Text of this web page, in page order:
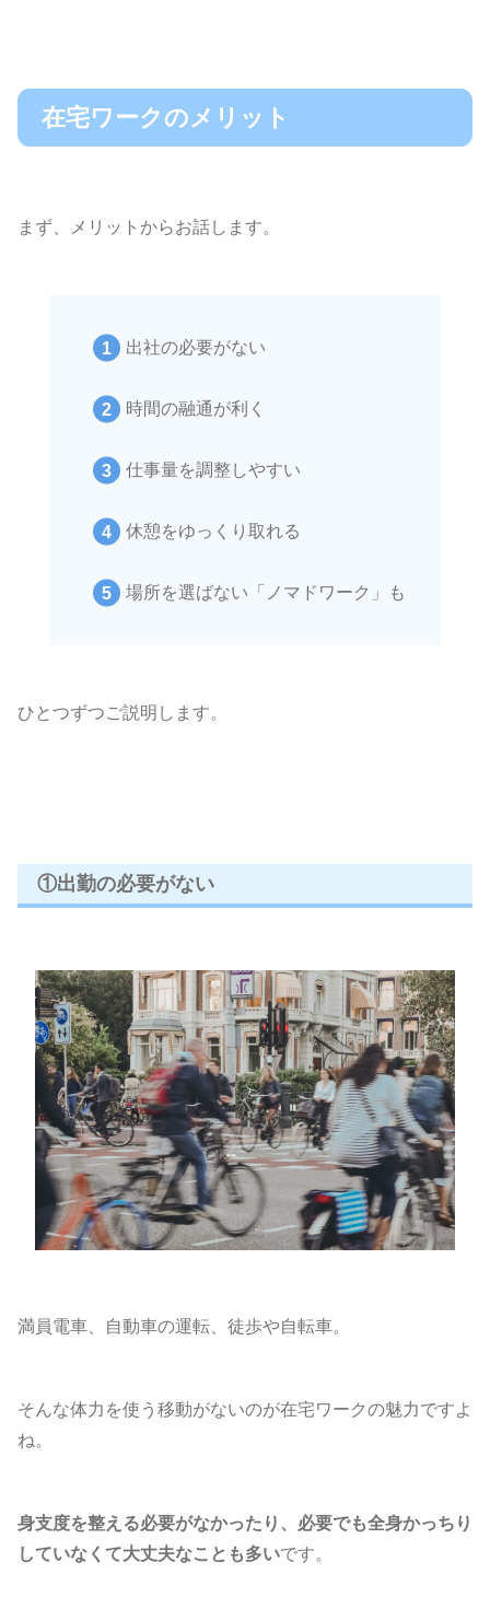
在宅ワークのメリット
まず、メリットからお話します。
出社の必要がない
時間の融通が利く
仕事量を調整しやすい
休憩をゆっくり取れる
場所を選ばない「ノマドワーク」も
ひとつずつご説明します。
①出勤の必要がない
満員電車、自動車の運転、徒歩や自転車。
そんな体力を使う移動がないのが在宅ワークの魅力ですよ
ね。
身支度を整える必要がなかったり、必要でも全身かっちり
していなくて大丈夫なことも多いです。